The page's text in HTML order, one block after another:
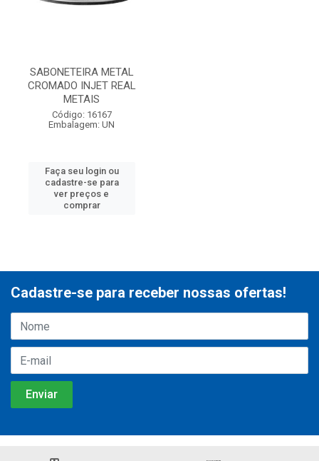
SABONETEIRA METAL
CROMADO INJET REAL
METAIS
Código: 16167
Embalagem: UN
Faça seu login ou
cadastre-se para
ver preços e
comprar
Cadastre-se para receber nossas ofertas!